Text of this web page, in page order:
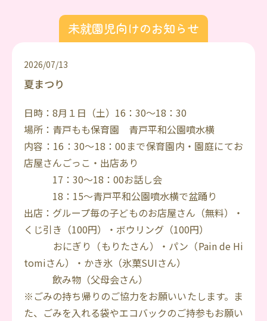
未就園児向けのお知らせ
2026/07/13
夏まつり
日時：8月１日（土）16：30～18：30
場所：青戸もも保育園 青戸平和公園噴水横
内容：16：30～18：00まで保育園内・園庭にてお
店屋さんごっこ・出店あり
17：30～18：00お話し会
18：15～青戸平和公園噴水横で盆踊り
出店：グループ毎の子どものお店屋さん（無料）・
くじ引き（100円）・ボウリング（100円）
おにぎり（もりたさん）・パン（Pain de Hi
tomiさん）・かき氷（氷菓SUIさん）
飲み物（父母会さん）
※ごみの持ち帰りのご協力をお願いいたします。ま
た、ごみを入れる袋やエコバックのご持参もお願い